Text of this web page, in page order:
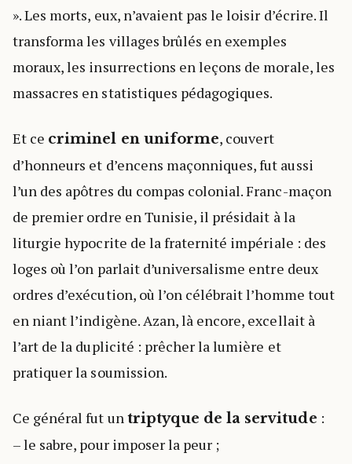
». Les morts, eux, n’avaient pas le loisir d’écrire. Il
transforma les villages brûlés en exemples
moraux, les insurrections en leçons de morale, les
massacres en statistiques pédagogiques.
Et ce criminel en uniforme, couvert
d’honneurs et d’encens maçonniques, fut aussi
l’un des apôtres du compas colonial. Franc-maçon
de premier ordre en Tunisie, il présidait à la
liturgie hypocrite de la fraternité impériale : des
loges où l’on parlait d’universalisme entre deux
ordres d’exécution, où l’on célébrait l’homme tout
en niant l’indigène. Azan, là encore, excellait à
l’art de la duplicité : prêcher la lumière et
pratiquer la soumission.
Ce général fut untriptyque de la servitude :
– le sabre, pour imposer la peur ;